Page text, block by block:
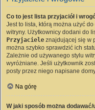
Co to jest lista przyjaciół i
Jest to lista, którą można użyć
witryny. Użytkownicy dodani do
Przyjaciele znajdującej się w
można szybko sprawdzić ich
Zależnie od używanego stylu
wyróżniane. Jeśli użytkownik
posty przez niego napisane
Na górę
W jaki sposób można